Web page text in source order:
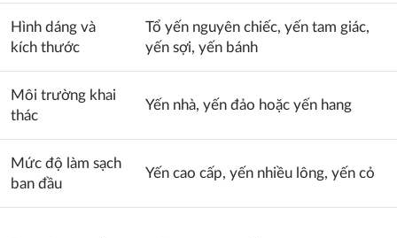
Hình dáng và
kích thước
Tổ yến nguyên chiếc, yến tam giác,
yến sợi, yến bánh
Môi trường khai
thác
Yến nhà, yến đảo hoặc yến hang
Mức độ làm sạch
ban đầu
Yến cao cấp, yến nhiều lông, yến cỏ